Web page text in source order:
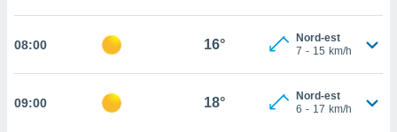
sur
et
08:00 16°
Nord-est
7 - 15 km/h
09:00 18°
Nord-est
6 - 17 km/h